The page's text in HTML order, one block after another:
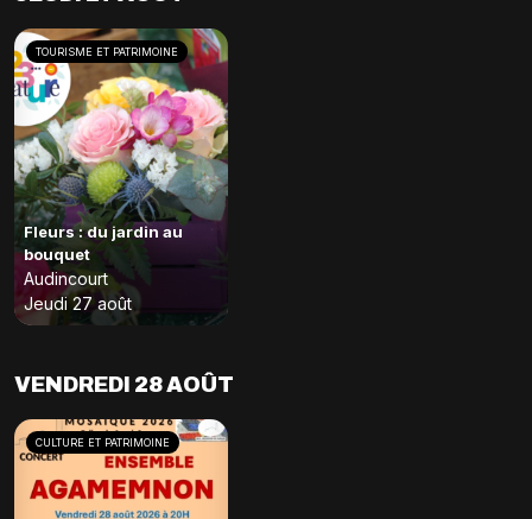
TOURISME ET PATRIMOINE
Fleurs : du jardin au
bouquet
Audincourt
Jeudi 27 août
VENDREDI 28 AOÛT
CULTURE ET PATRIMOINE